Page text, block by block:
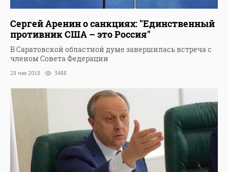
Сергей Аренин о санкциях: "Единственный
противник США – это Россия"
В Саратовской областной думе завершилась встреча с
членом Совета Федерации
28 мая 2018 3488